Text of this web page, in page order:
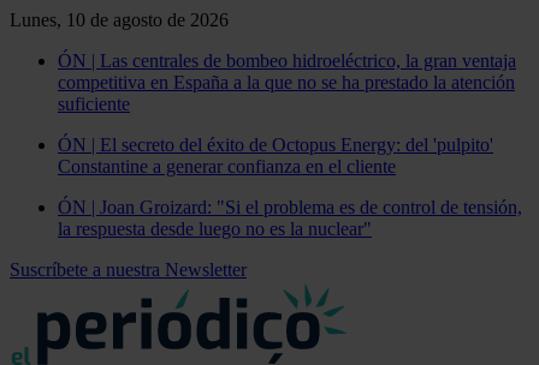
Lunes, 10 de agosto de 2026
ÓN | Las centrales de bombeo hidroeléctrico, la gran ventaja
competitiva en España a la que no se ha prestado la atención
suficiente
ÓN | El secreto del éxito de Octopus Energy: del 'pulpito'
Constantine a generar confianza en el cliente
ÓN | Joan Groizard: "Si el problema es de control de tensión,
la respuesta desde luego no es la nuclear"
Suscríbete a nuestra Newsletter